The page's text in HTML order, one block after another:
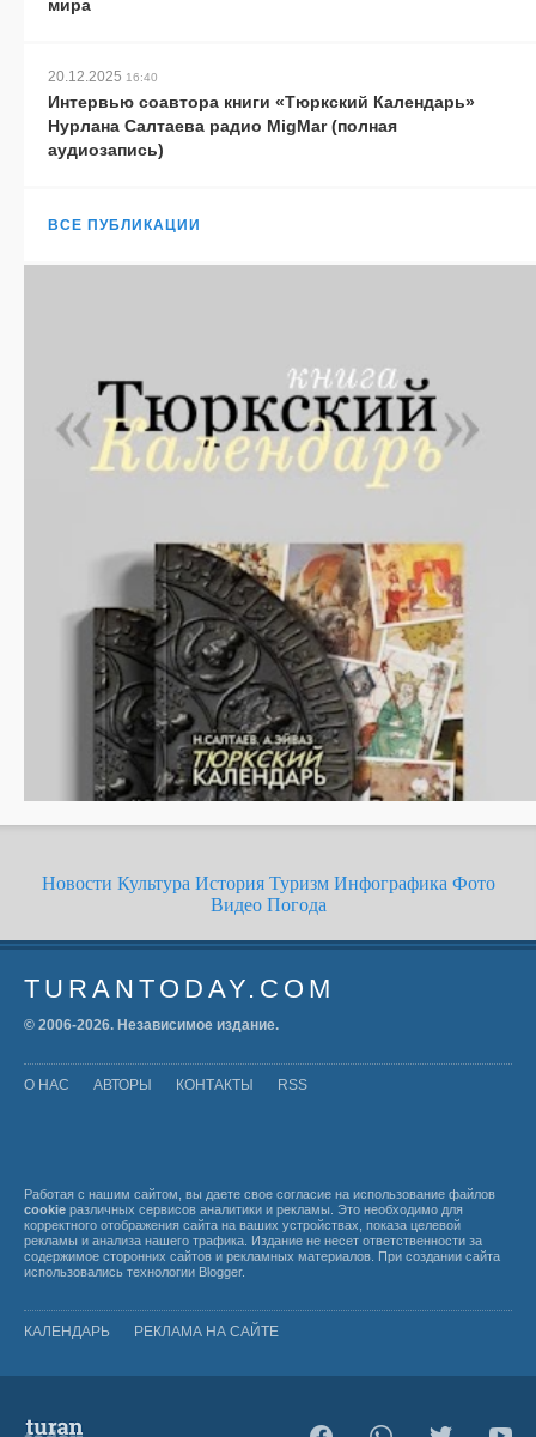
мира
20.12.2025 16:40
Интервью соавтора книги «Тюркский Календарь»
Нурлана Салтаева радио MigMar (полная
аудиозапись)
ВСЕ ПУБЛИКАЦИИ
Новости Культура История Туризм Инфографика Фото
Видео Погода
TURANTODAY.COM
© 2006-2026. Независимое издание.
О НАС АВТОРЫ КОНТАКТЫ RSS
Работая с нашим сайтом, вы даете свое согласие на использование файлов
cookie различных сервисов аналитики и рекламы. Это необходимо для
корректного отображения сайта на ваших устройствах, показа целевой
рекламы и анализа нашего трафика. Издание не несет ответственности за
содержимое сторонних сайтов и рекламных материалов. При создании сайта
использовались технологии Blogger.
КАЛЕНДАРЬ РЕКЛАМА НА САЙТЕ